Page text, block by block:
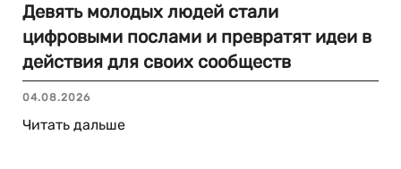
Девять молодых людей стали
цифровыми послами и превратят идеи в
действия для своих сообществ
04.08.2026
Читать дальше